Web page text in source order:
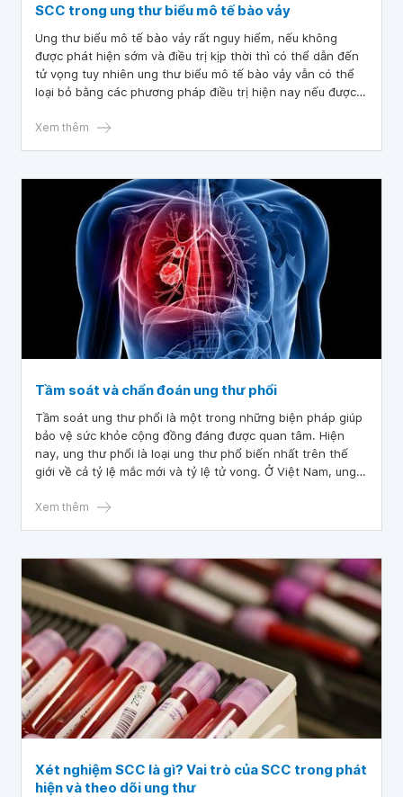
SCC trong ung thư biểu mô tế bào vảy
Ung thư biểu mô tế bào vảy rất nguy hiểm, nếu không
được phát hiện sớm và điều trị kịp thời thì có thể dẫn đến
tử vọng tuy nhiên ung thư biểu mô tế bào vảy vẫn có thể
loại bỏ bằng các phương pháp điều trị hiện nay nếu được
Xem thêm
Tầm soát và chẩn đoán ung thư phổi
Tầm soát ung thư phổi là một trong những biện pháp giúp
bảo vệ sức khỏe cộng đồng đáng được quan tâm. Hiện
nay, ung thư phổi là loại ung thư phổ biến nhất trên thế
giới về cả tỷ lệ mắc mới và tỷ lệ tử vong. Ở Việt Nam, ung
23.600 trường hợp phát hiện mới và 20.700 trường hợp tử
Xem thêm
Xét nghiệm SCC là gì? Vai trò của SCC trong phát
hiện và theo dõi ung thư